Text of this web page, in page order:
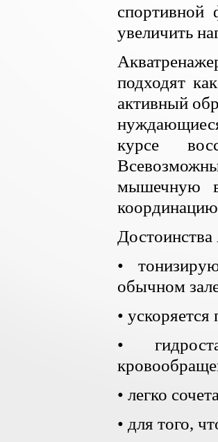
увеличить
подходят
активный
курсе
мышечную
•
обычном
•
•
• легко
• для того,